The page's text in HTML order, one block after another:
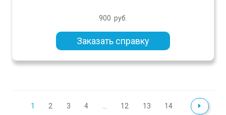
900 руб.
Заказать справку
1 2 3 4 12 13 14